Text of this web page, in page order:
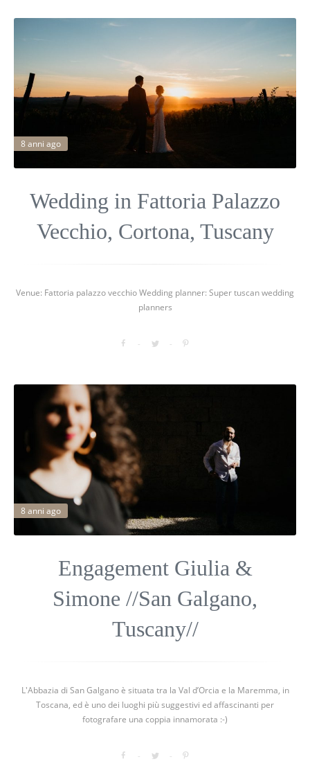
8 anni ago
Wedding in Fattoria Palazzo
Vecchio, Cortona, Tuscany
Venue: Fattoria palazzo vecchio Wedding planner: Super tuscan wedding
planners
8 anni ago
Engagement Giulia &
Simone //San Galgano,
Tuscany//
L'Abbazia di San Galgano è situata tra la Val d’Orcia e la Maremma, in
Toscana, ed è uno dei luoghi più suggestivi ed affascinanti per
fotografare una coppia innamorata :-)